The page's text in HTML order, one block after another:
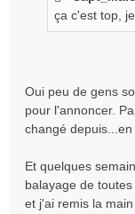
n
l
u
ça c'est top,
Oui peu de gens
pour l'annoncer.
changé
Et quelques
balayage de
et j'ai remis la